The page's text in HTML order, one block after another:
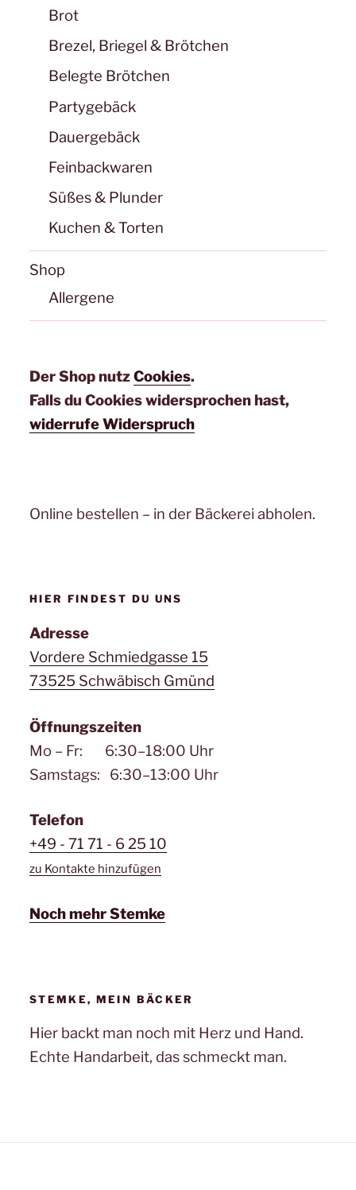
Brot
Brezel, Briegel & Brötchen
Belegte Brötchen
Partygebäck
Dauergebäck
Feinbackwaren
Süßes & Plunder
Kuchen & Torten
Shop
Allergene
Der Shop nutzCookies.
Falls du Cookies widersprochen hast,
widerrufe Widerspruch
Online bestellen – in der Bäckerei abholen.
HIER FINDEST DU UNS
Adresse
Vordere Schmiedgasse 15
73525 Schwäbisch Gmünd
Öffnungszeiten
Mo – Fr: 6:30–18:00 Uhr
Samstags: 6:30–13:00 Uhr
Telefon
+49 - 71 71 - 6 25 10
zu Kontakte hinzufügen
Noch mehr Stemke
STEMKE, MEIN BÄCKER
Hier backt man noch mit Herz und Hand.
Echte Handarbeit, das schmeckt man.